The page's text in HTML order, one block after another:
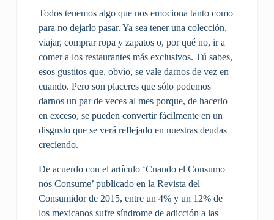
Todos tenemos algo que nos emociona tanto como
para no dejarlo pasar. Ya sea tener una colección,
viajar, comprar ropa y zapatos o, por qué no, ir a
comer a los restaurantes más exclusivos. Tú sabes,
esos gustitos que, obvio, se vale darnos de vez en
cuando. Pero son placeres que sólo podemos
darnos un par de veces al mes porque, de hacerlo
en exceso, se pueden convertir fácilmente en un
disgusto que se verá reflejado en nuestras deudas
creciendo.
De acuerdo con el artículo ‘Cuando el Consumo
nos Consume’ publicado en la Revista del
Consumidor de 2015, entre un 4% y un 12% de
los mexicanos sufre síndrome de adicción a las